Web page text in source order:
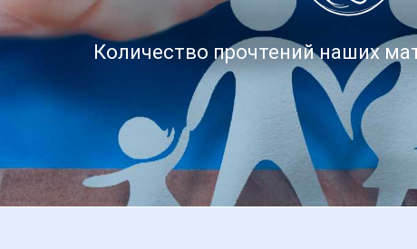
Количество прочтений наших